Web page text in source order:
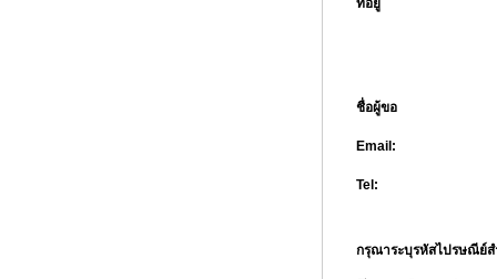
ที่อยู่
ชื่อผู้ขอ
Email:
Tel:
กรุณาระบุรหัสไปรษณี